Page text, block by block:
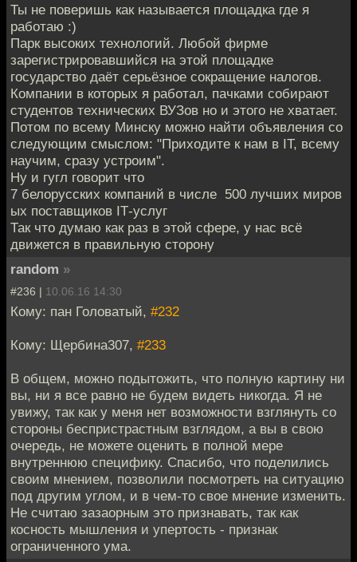
Ты не поверишь как называется площадка где я
работаю :)
Парк высоких технологий. Любой фирме
зарегистрировавшийся на этой площадке
государство даёт серьёзное сокращение налогов.
Компании в которых я работал, пачками собирают
студентов технических ВУЗов но и этого не хватает.
Потом по всему Минску можно найти объявления со
следующим смыслом: "Приходите к нам в IT, всему
научим, сразу устроим".
Ну и гугл говорит что
7 белорусских компаний в числе 500 лучших миров
ых поставщиков IT‐услуг
Так что думаю как раз в этой сфере, у нас всё
движется в правильную сторону
random »
#236 | 10.06.16 14:30
Кому: пан Головатый, #232
Кому: Щербина307, #233
В общем, можно подытожить, что полную картину ни
вы, ни я все равно не будем видеть никогда. Я не
увижу, так как у меня нет возможности взглянуть со
стороны беспристрастным взглядом, а вы в свою
очередь, не можете оценить в полной мере
внутреннюю специфику. Спасибо, что поделились
своим мнением, позволили посмотреть на ситуацию
под другим углом, и в чем-то свое мнение изменить.
Не считаю зазаорным это признавать, так как
косность мышления и упертость - признак
ограниченного ума.